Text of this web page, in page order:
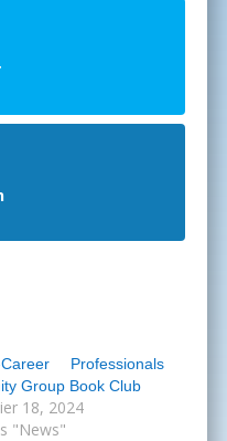
Career Professionals
Group Book Club
18, 2024
"News"